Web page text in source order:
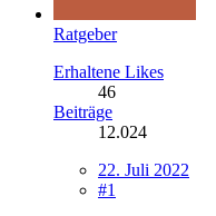
Ratgeber
Erhaltene Likes
46
Beiträge
12.024
22. Juli 2022
#1